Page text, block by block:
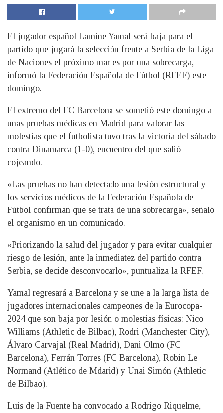
El jugador español Lamine Yamal será baja para el
partido que jugará la selección frente a Serbia de la Liga
de Naciones el próximo martes por una sobrecarga,
informó la Federación Española de Fútbol (RFEF) este
domingo.
El extremo del FC Barcelona se sometió este domingo a
unas pruebas médicas en Madrid para valorar las
molestias que el futbolista tuvo tras la victoria del sábado
contra Dinamarca (1-0), encuentro del que salió
cojeando.
«Las pruebas no han detectado una lesión estructural y
los servicios médicos de la Federación Española de
Fútbol confirman que se trata de una sobrecarga», señaló
el organismo en un comunicado.
«Priorizando la salud del jugador y para evitar cualquier
riesgo de lesión, ante la inmediatez del partido contra
Serbia, se decide desconvocarlo», puntualiza la RFEF.
Yamal regresará a Barcelona y se une a la larga lista de
jugadores internacionales campeones de la Eurocopa-
2024 que son baja por lesión o molestias físicas: Nico
Williams (Athletic de Bilbao), Rodri (Manchester City),
Álvaro Carvajal (Real Madrid), Dani Olmo (FC
Barcelona), Ferrán Torres (FC Barcelona), Robin Le
Normand (Atlético de Mdarid) y Unai Simón (Athletic
de Bilbao).
Luis de la Fuente ha convocado a Rodrigo Riquelme,